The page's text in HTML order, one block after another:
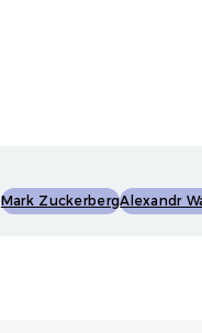
Mark ZuckerbergAlexandr